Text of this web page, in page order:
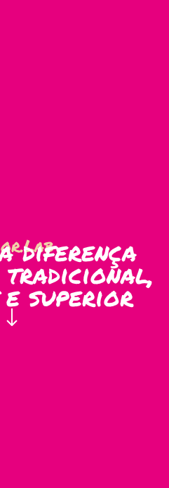
diferença
tradicional,
superior